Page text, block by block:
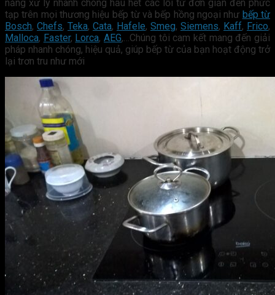
năng xử lý nhanh chóng hầu hết các lỗi từ đơn giản đến phức
tạp trên mọi thương hiệu bếp từ và bếp hồng ngoại như bếp từ
Bosch, Chefs, Teka, Cata, Hafele, Smeg, Siemens, Kaff, Frico,
Malloca, Faster, Lorca,AEG,…Chúng tôi cam kết mang đến giải
pháp nhanh chóng, hiệu quả, giúp bếp từ của bạn hoạt động trở
lại trơn tru như mới